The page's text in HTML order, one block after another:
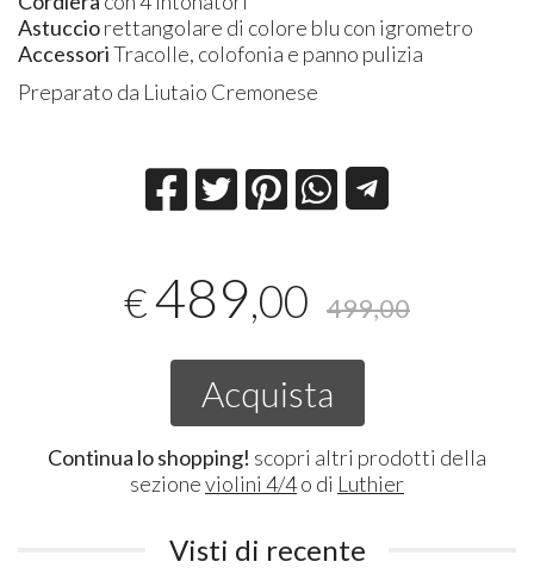
Astucciorettangolare di colore blu con igrometro
Accessori Tracolle, colofonia e panno pulizia
Preparato da Liutaio Cremonese
€489,00 499,00
Acquista
Continua lo shopping! scopri altri prodotti della
sezioneviolini 4/4o di Luthier
Visti di recente